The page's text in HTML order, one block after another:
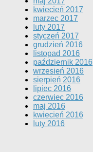
kwiecień 2017
marzec 2017
luty 2017
styczeń 2017
grudzień 2016
listopad 2016
październik 2016
wrzesień 2016
sierpień 2016
lipiec 2016
czerwiec 2016
maj 2016
kwiecień 2016
luty 2016